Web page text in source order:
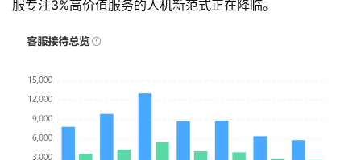
服专注3%高价值服务的人机新范式正在降临。